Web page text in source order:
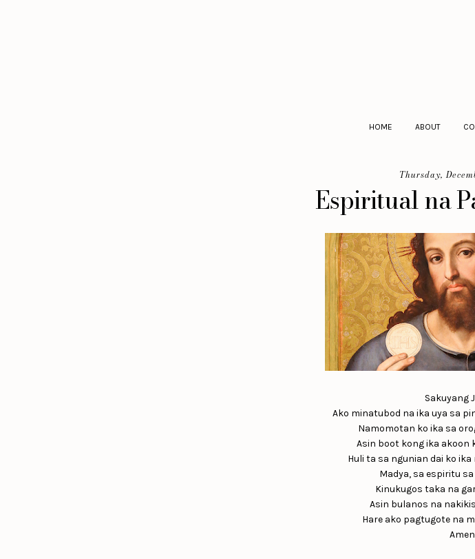
HOME ABOUT
Thursday,
Espiritual na
Sakuyang
Ako minatubod na ika uya sa
Namomotan ko ika sa
Asin boot kong ika akoon
Huli ta sa ngunian dai ko
Madya, sa espiritu
Kinukugos taka na
Asin bulanos na
Hare ako pagtugote na